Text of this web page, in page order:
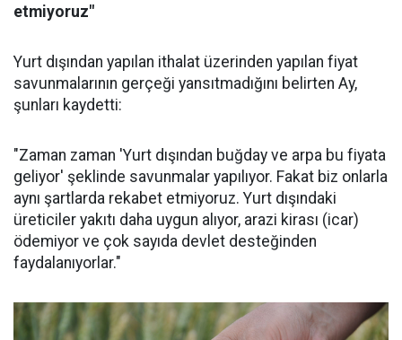
etmiyoruz"
Yurt dışından yapılan ithalat üzerinden yapılan fiyat
savunmalarının gerçeği yansıtmadığını belirten Ay,
şunları kaydetti:
"Zaman zaman 'Yurt dışından buğday ve arpa bu fiyata
geliyor' şeklinde savunmalar yapılıyor. Fakat biz onlarla
aynı şartlarda rekabet etmiyoruz. Yurt dışındaki
üreticiler yakıtı daha uygun alıyor, arazi kirası (icar)
ödemiyor ve çok sayıda devlet desteğinden
faydalanıyorlar."